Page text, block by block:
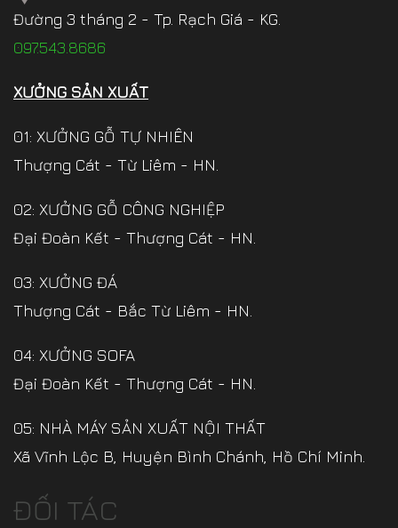
Đường 3 tháng 2 - Tp. Rạch Giá - KG.
097.543.8686
XƯỞNG SẢN XUẤT
01: XƯỞNG GỖ TỰ NHIÊN
Thượng Cát - Từ Liêm - HN.
02: XƯỞNG GỖ CÔNG NGHIỆP
Đại Đoàn Kết - Thượng Cát - HN.
03: XƯỞNG ĐÁ
Thượng Cát - Bắc Từ Liêm - HN.
04: XƯỞNG SOFA
Đại Đoàn Kết - Thượng Cát - HN.
05: NHÀ MÁY SẢN XUẤT NỘI THẤT
Xã Vĩnh Lộc B, Huyện Bình Chánh, Hồ Chí Minh.
ĐỐI TÁC